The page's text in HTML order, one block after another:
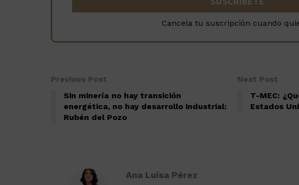
Cancela tu suscripción cuando
Previous Post
Sin minería no hay transición
energética, no hay desarrollo industrial:
Rubén del Pozo
Next Post
T-MEC:
Estados
Ana Luisa Pérez